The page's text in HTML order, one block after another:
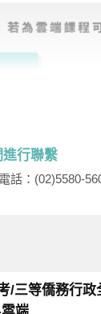
行聯繫
電話：(02)5580-
/三等僑務行政